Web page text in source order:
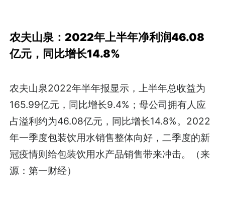
农夫山泉：2022年上半年净利润46.08
亿元，同比增长14.8%
农夫山泉2022年半年报显示，上半年总收益为
165.99亿元，同比增长9.4%；母公司拥有人应
占溢利约为46.08亿元，同比增长14.8%。2022
年一季度包装饮用水销售整体向好，二季度的新
冠疫情则给包装饮用水产品销售带来冲击。（来
源：第一财经）